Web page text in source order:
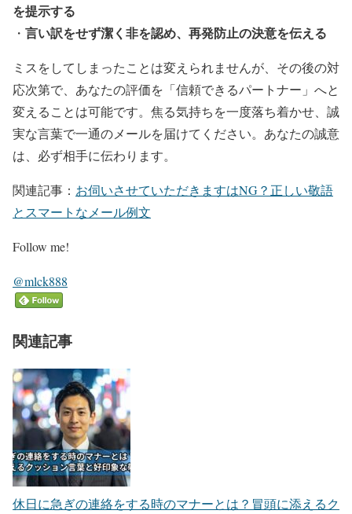
を提示する
・ 言い訳をせず潔く非を認め、再発防止の決意を伝える
ミスをしてしまったことは変えられませんが、その後の対
応次第で、あなたの評価を「信頼できるパートナー」へと
変えることは可能です。焦る気持ちを一度落ち着かせ、誠
実な言葉で一通のメールを届けてください。あなたの誠意
は、必ず相手に伝わります。
関連記事： お伺いさせていただきますはNG？正しい敬語
とスマートなメール例文
Follow me!
@mlck888
関連記事
休日に急ぎの連絡をする時のマナーとは？冒頭に添えるク